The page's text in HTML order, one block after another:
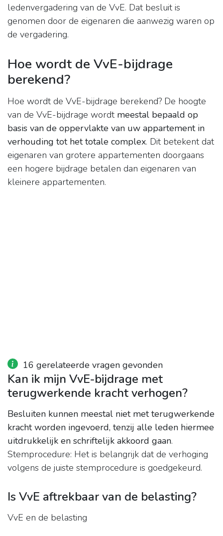
ledenvergadering van de VvE. Dat besluit is
genomen door de eigenaren die aanwezig waren op
de vergadering.
Hoe wordt de VvE-bijdrage
berekend?
Hoe wordt de VvE-bijdrage berekend? De hoogte
van de VvE-bijdrage wordt meestal bepaald op
basis van de oppervlakte van uw appartement in
verhouding tot het totale complex. Dit betekent dat
eigenaren van grotere appartementen doorgaans
een hogere bijdrage betalen dan eigenaren van
kleinere appartementen.
16 gerelateerde vragen gevonden
Kan ik mijn VvE-bijdrage met
terugwerkende kracht verhogen?
Besluiten kunnen meestal niet met terugwerkende
kracht worden ingevoerd, tenzij alle leden hiermee
uitdrukkelijk en schriftelijk akkoord gaan.
Stemprocedure: Het is belangrijk dat de verhoging
volgens de juiste stemprocedure is goedgekeurd.
Is VvE aftrekbaar van de belasting?
VvE en de belasting